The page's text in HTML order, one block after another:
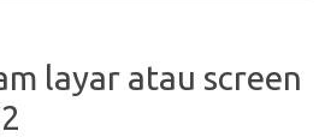
layar atau screen